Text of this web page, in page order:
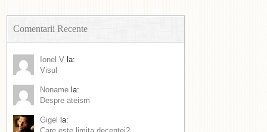
Comentarii Recente
Ionel V la:
Visul
Noname la:
Despre ateism
Gigel
la: